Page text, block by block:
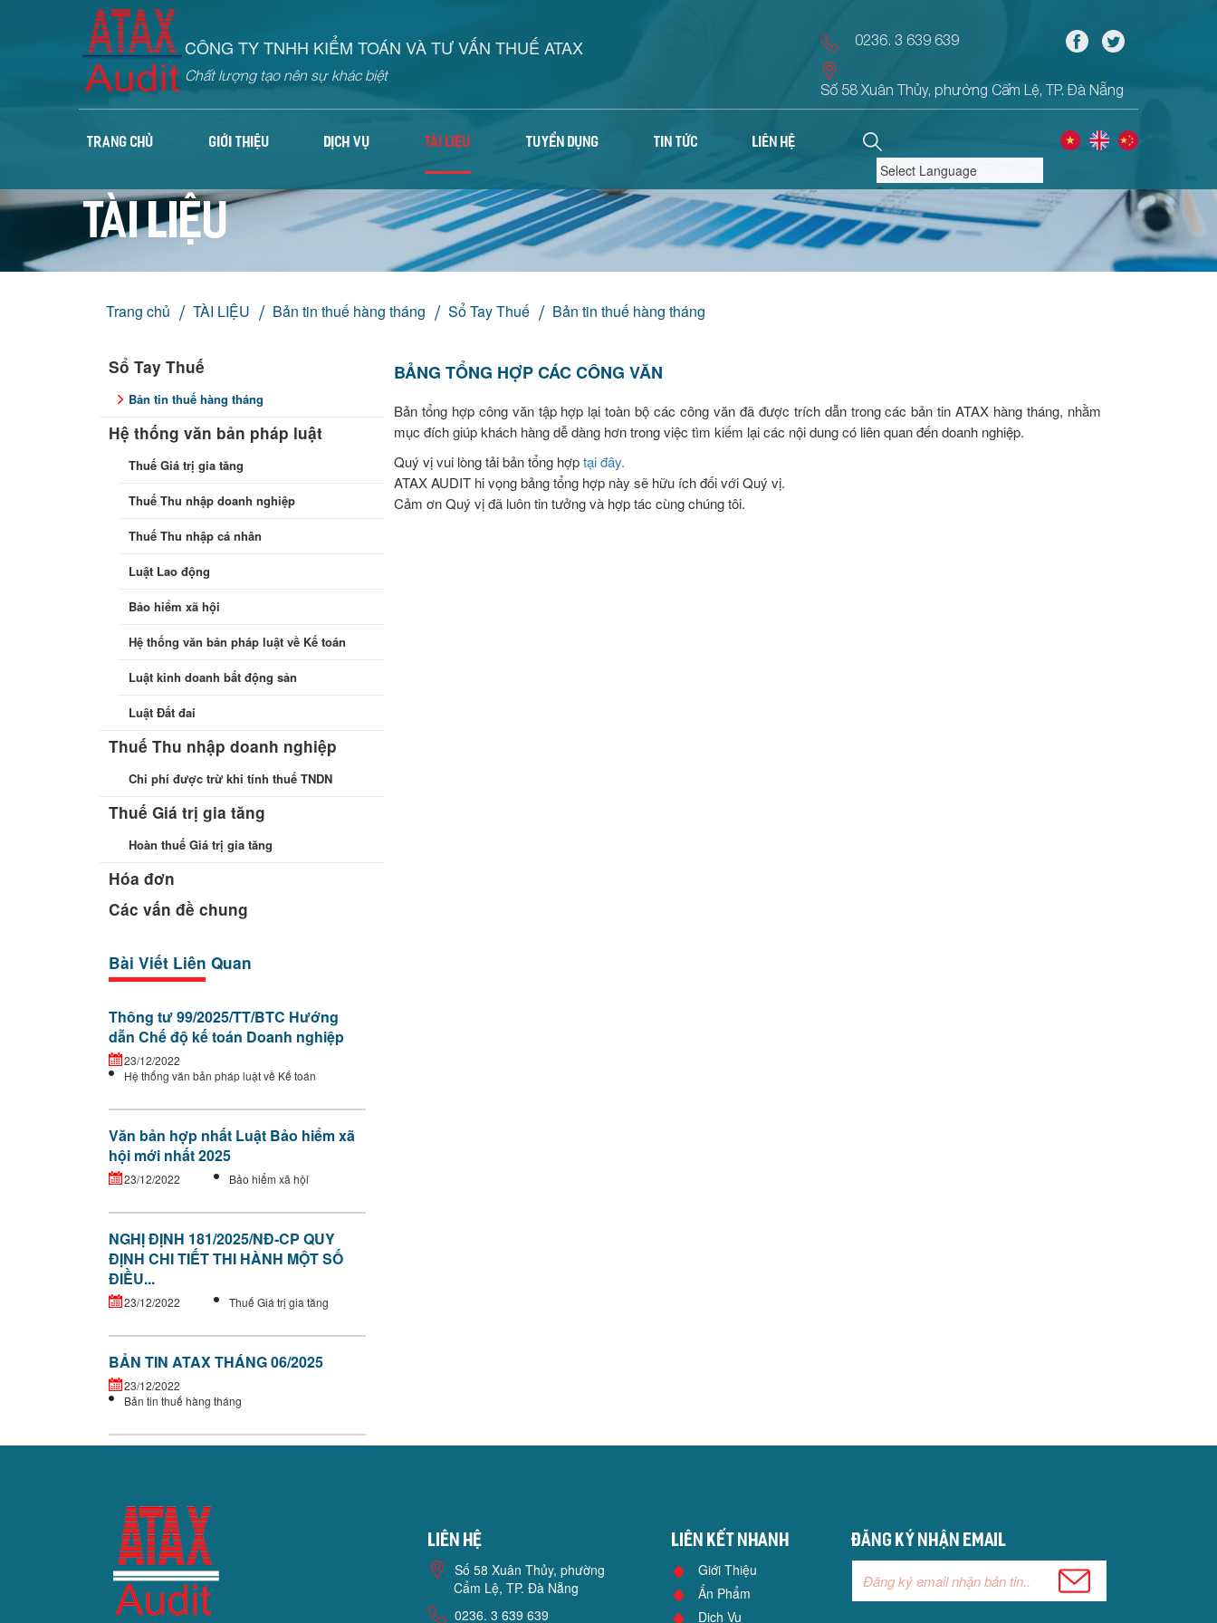
CÔNG TY TNHH KIỂM TOÁN VÀ TƯ VẤN THUẾ ATAX
Chất lượng tạo nên sự khác biệt
0236. 3 639 639
Số 58 Xuân Thủy, phường Cẩm Lệ, TP. Đà Nẵng
TRANG CHỦ GIỚI THIỆU DỊCH VỤ TÀI LIỆU TUYỂN DỤNG TIN TỨC LIÊN HỆ
Powered by Translate
TÀI LIỆU
Trang chủ TÀI LIỆU Bản tin thuế hàng tháng Sổ Tay Thuế Bản tin thuế hàng tháng
Sổ Tay Thuế
Bản tin thuế hàng tháng
Hệ thống văn bản pháp luật
Thuế Giá trị gia tăng
Thuế Thu nhập doanh nghiệp
Thuế Thu nhập cá nhân
Luật Lao động
Bảo hiểm xã hội
Hệ thống văn bản pháp luật về Kế toán
Luật kinh doanh bất động sản
Luật Đất đai
Thuế Thu nhập doanh nghiệp
Chi phí được trừ khi tính thuế TNDN
Thuế Giá trị gia tăng
Hoàn thuế Giá trị gia tăng
Hóa đơn
Các vấn đề chung
Bài Viết Liên Quan
Thông tư 99/2025/TT/BTC Hướng
dẫn Chế độ kế toán Doanh nghiệp
23/12/2022
Hệ thống văn bản pháp luật về Kế toán
Văn bản hợp nhất Luật Bảo hiểm xã
hội mới nhất 2025
23/12/2022 Bảo hiểm xã hội
NGHỊ ĐỊNH 181/2025/NĐ-CP QUY
ĐỊNH CHI TIẾT THI HÀNH MỘT SỐ
ĐIỀU...
23/12/2022 Thuế Giá trị gia tăng
BẢN TIN ATAX THÁNG 06/2025
23/12/2022
Bản tin thuế hàng tháng
BẢNG TỔNG HỢP CÁC CÔNG VĂN
Bản tổng hợp công văn tập hợp lại toàn bộ các công văn đã được trích dẫn trong các bản tin ATAX hàng tháng, nhằm
mục đích giúp khách hàng dễ dàng hơn trong việc tìm kiếm lại các nội dung có liên quan đến doanh nghiệp.
Quý vị vui lòng tải bản tổng hợptại đây.
ATAX AUDIT hi vọng bảng tổng hợp này sẽ hữu ích đối với Quý vị.
Cảm ơn Quý vị đã luôn tin tưởng và hợp tác cùng chúng tôi.
Liên hệ
Số 58 Xuân Thủy, phường
Cẩm Lệ, TP. Đà Nẵng
0236. 3 639 639
Liên kết nhanh
Giới Thiệu
Ấn Phẩm
Dịch Vụ
Đăng ký nhận email